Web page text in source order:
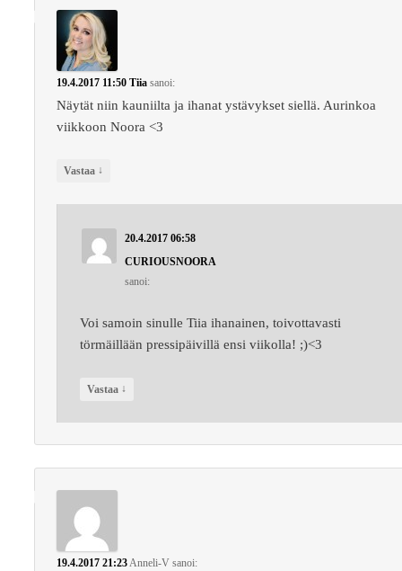
19.4.2017 11:50 Tiia sanoi:
Näytät niin kauniilta ja ihanat ystävykset siellä. Aurinkoa
viikkoon Noora <3
Vastaa ↓
20.4.2017 06:58
CURIOUSNOORA
sanoi:
Voi samoin sinulle Tiia ihanainen, toivottavasti
törmäillään pressipäivillä ensi viikolla! ;)<3
Vastaa ↓
19.4.2017 21:23Anneli-V sanoi: